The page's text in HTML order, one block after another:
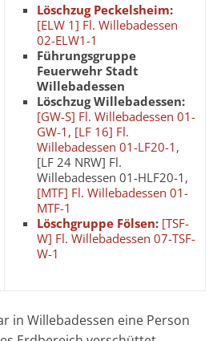
Löschzug Peckelsheim:
[ELW 1] Fl. Willebadessen
02-ELW1-1
Führungsgruppe
Feuerwehr Stadt
Willebadessen
Löschzug Willebadessen:
[GW-S] Fl. Willebadessen 01-
GW-1 , [LF 16] Fl.
Willebadessen 01-LF20-1 ,
[LF 24 NRW] Fl.
Willebadessen 01-HLF20-1,
[MTF] Fl. Willebadessen 01-
MTF-1
Löschgruppe Fölsen: [TSF-
W] Fl. Willebadessen 07-TSF-
W-1
in Willebadessen eine Person